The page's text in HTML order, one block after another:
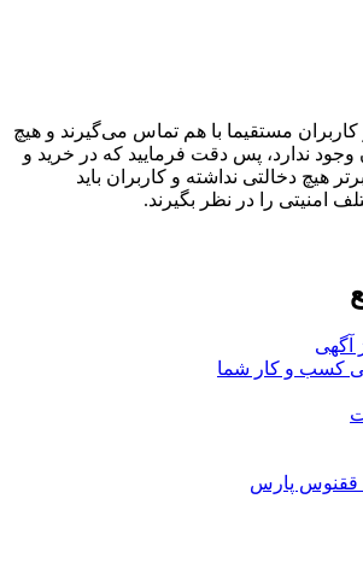
مستقیما با هم تماس می‌گیرند و هیچ
پس دقت فرمایید که در خرید و
نداشته و کاربران باید
را در نظر بگیرند.
و کار شما
پارس